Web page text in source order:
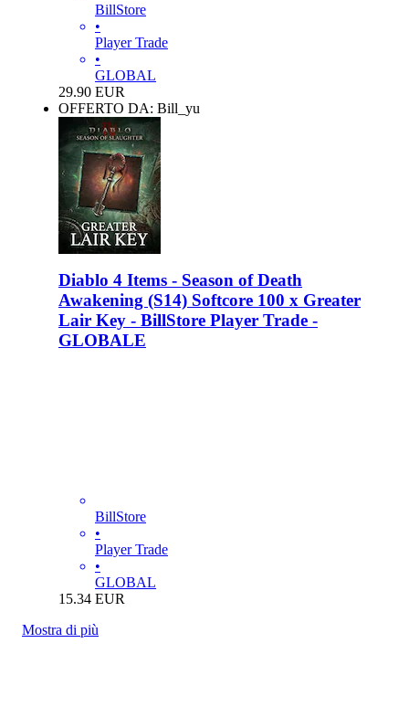
BillStore
•
Player Trade
•
GLOBAL
29.90 EUR
OFFERTO DA: Bill_yu
Diablo 4 Items - Season of Death
Awakening (S14) Softcore 100 x Greater
Lair Key - BillStore Player Trade -
GLOBALE
BillStore
•
Player Trade
•
GLOBAL
15.34 EUR
Mostra di più